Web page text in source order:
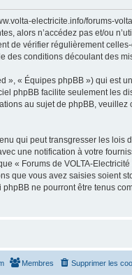
electricite.info/forums-
alors n’accédez pas et/ou
de vérifier régulièrement
des conditions découlant des
», « Équipes phpBB ») qui est
phpBB facilite seulement les
au sujet de phpBB, veuillez
qui peut transgresser les lois
une notification à votre
« Forums de VOLTA-
que vous avez saisies soient
ne pourront être tenus
Supprimer les
Membres